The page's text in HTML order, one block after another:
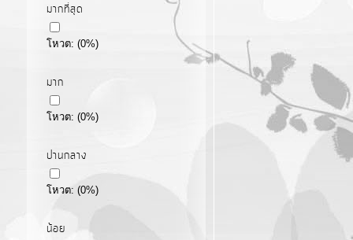
มากที่สุด
โหวต: (0%)
มาก
โหวต: (0%)
ปานกลาง
โหวต: (0%)
น้อย